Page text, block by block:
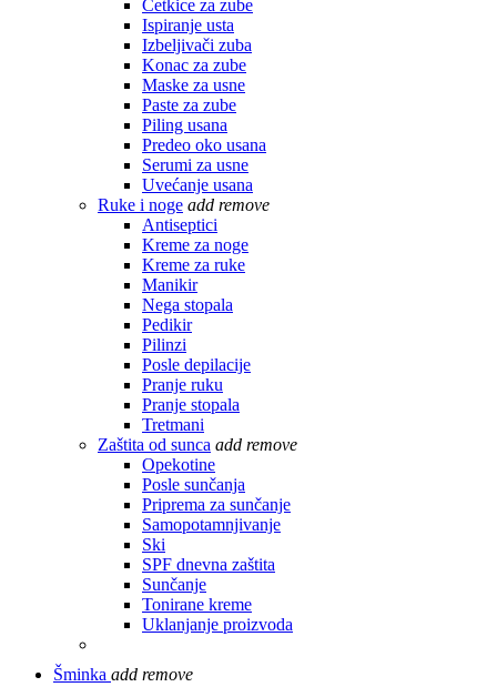
Četkice za zube
Ispiranje usta
Izbeljivači zuba
Konac za zube
Maske za usne
Paste za zube
Piling usana
Predeo oko usana
Serumi za usne
Uvećanje usana
Ruke i noge add remove
Antiseptici
Kreme za noge
Kreme za ruke
Manikir
Nega stopala
Pedikir
Pilinzi
Posle depilacije
Pranje ruku
Pranje stopala
Tretmani
Zaštita od sunca add remove
Opekotine
Posle sunčanja
Priprema za sunčanje
Samopotamnjivanje
Ski
SPF dnevna zaštita
Sunčanje
Tonirane kreme
Uklanjanje proizvoda
Šminka add remove